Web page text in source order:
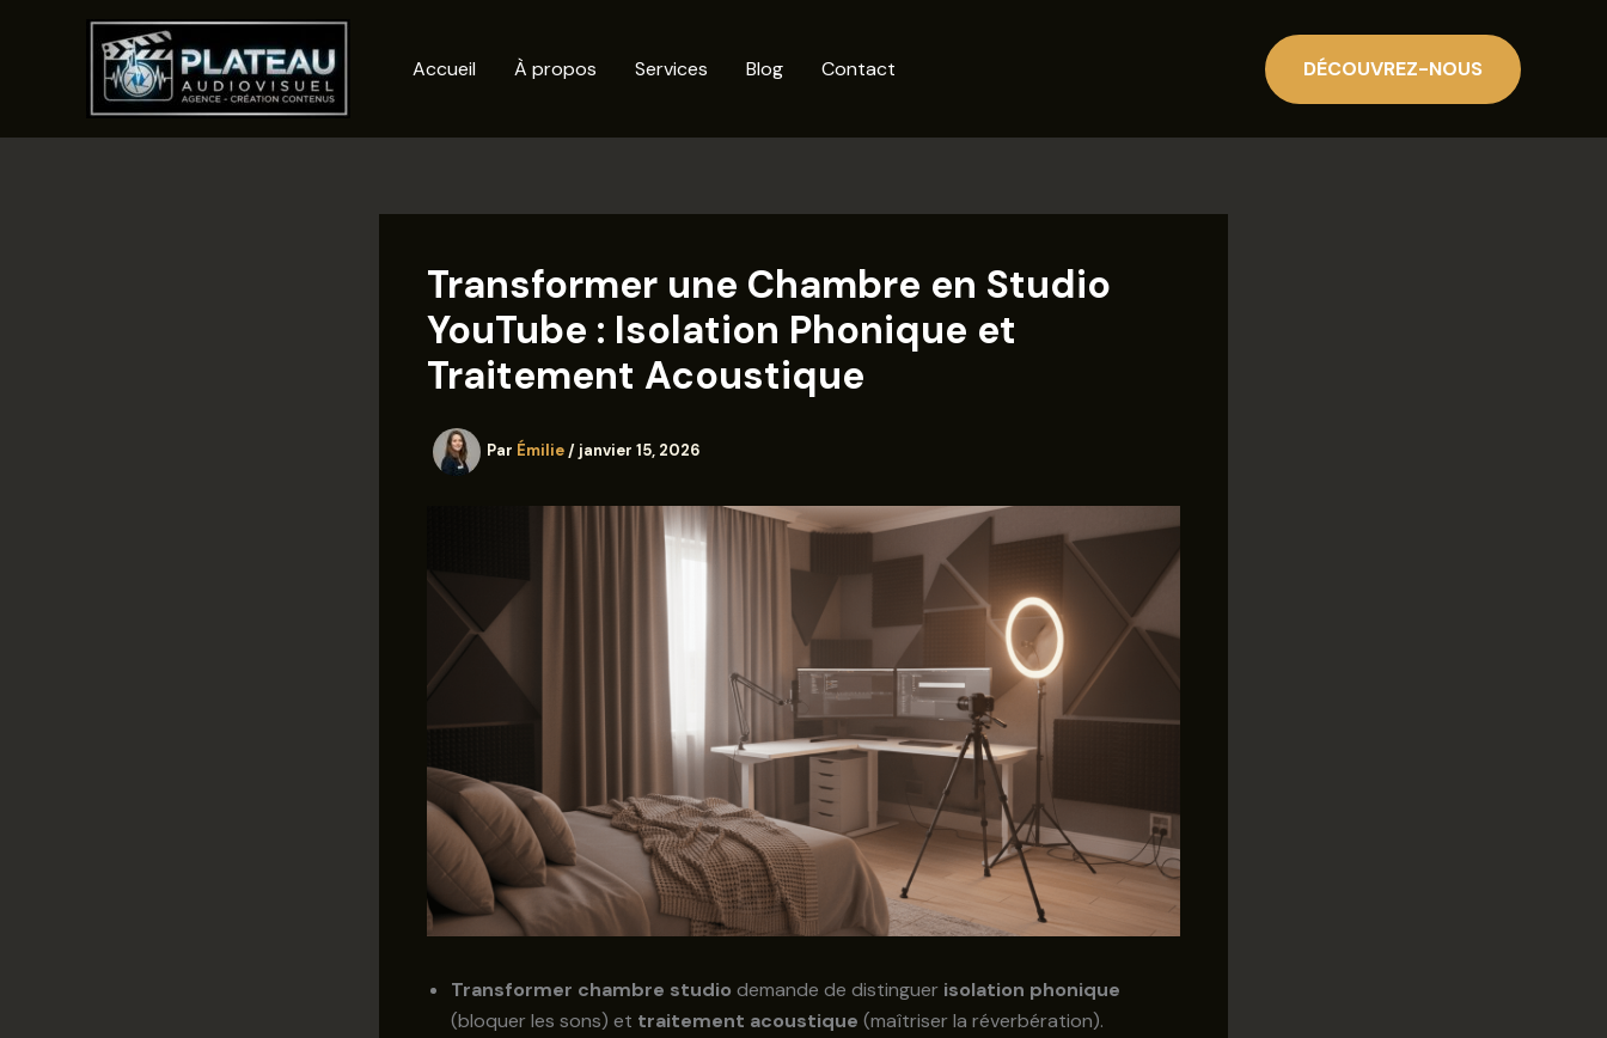
Accueil À propos Services Blog Contact DÉCOUVREZ-NOUS
Transformer une Chambre en Studio
YouTube : Isolation Phonique et
Traitement Acoustique
Par Émilie / janvier 15, 2026
Transformer chambre studio demande de distinguer isolation phonique
(bloquer les sons) et traitement acoustique (maîtriser la réverbération).